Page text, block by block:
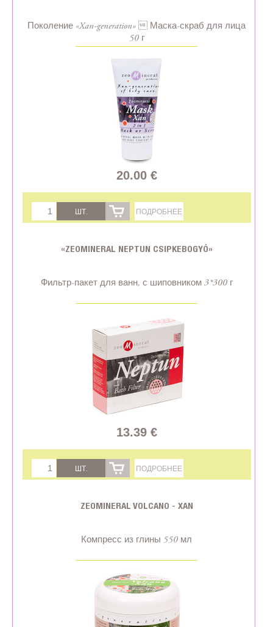
Поколение «Xan-generation»  Маска-скраб для лица
50 г
20.00 €
ШТ. ПОДРОБНЕЕ
«ZEOMINERAL NEPTUN CSIPKEBOGYÓ»
Фильтр-пакет для ванн, с шиповником 3*300 г
13.39 €
ШТ. ПОДРОБНЕЕ
ZEOMINERAL VOLCANO - XAN
Компресс из глины 550 мл